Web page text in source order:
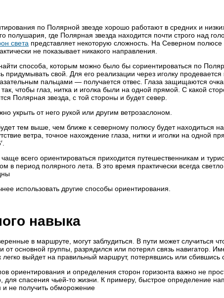
по Полярной звезде хорошо работают в средних и
полушария, где Полярная звезда находится почти строго над
света представляет некоторую сложность. На Северном полюсе
не показывает никакого направления.
способа, которым можно было бы сориентироваться по
свой. Для его реализации через иголку продевается
пальцами — получается отвес. Глаза защищаются
чтобы глаз, нитка и иголка были на одной прямой. С какой
Полярная звезда, с той стороны и будет север.
укрыть от него рукой или другим ветрозаслоном.
тем выше, чем ближе к северному полюсу будет находиться
ветра, точное нахождение глаза, нитки и иголки на одной
всего ориентироваться приходится путешественникам и
в период полярного лета. В это время практически всегда
использовать другие способы ориентирования.
навыка
в маршруте, могут заблудиться. В пути может случиться
от основной группы, разрядился или потерял связь навигатор.
легко выйдет на правильный маршрут, потерявшись или сбившись
ориентирования и определения сторон горизонта важно не
спасения чьей-то жизни. К примеру, быстрое определение
не получить обморожение